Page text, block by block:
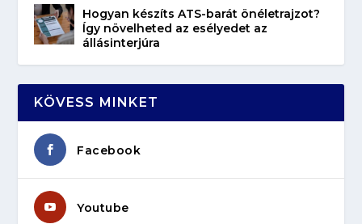
Hogyan készíts ATS-barát önéletrajzot?
Így növelheted az esélyedet az
állásinterjúra
KÖVESS MINKET
Facebook
Youtube